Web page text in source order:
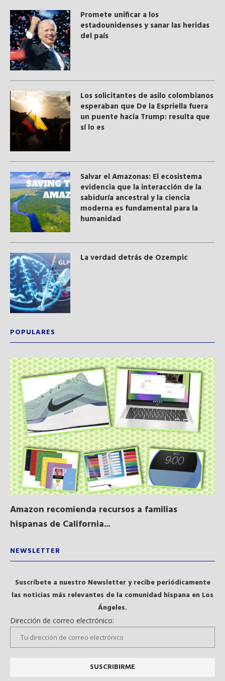
Promete unificar a los
estadounidenses y sanar las heridas
del país
Los solicitantes de asilo colombianos
esperaban que De la Espriella fuera
un puente hacia Trump: resulta que
sí lo es
Salvar el Amazonas: El ecosistema
evidencia que la interacción de la
sabiduría ancestral y ​la ciencia
moderna​ es fundamental para la
humanidad
La verdad detrás de Ozempic
POPULARES
Amazon recomienda recursos a familias
hispanas de California...
NEWSLETTER
Suscríbete a nuestro Newsletter y recibe periódicamente
las noticias más relevantes de la comunidad hispana en Los
Ángeles.
Dirección de correo electrónico: